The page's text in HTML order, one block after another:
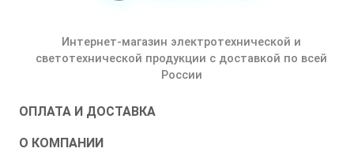
Интернет-магазин электротехнической и
светотехнической продукции с доставкой по всей
России
ОПЛАТА И ДОСТАВКА
О КОМПАНИИ